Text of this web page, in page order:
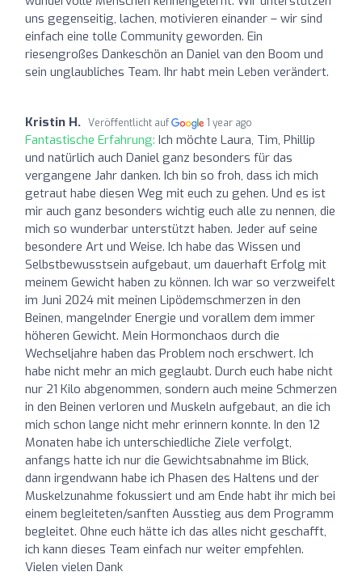
uns gegenseitig, lachen, motivieren einander – wir sind
einfach eine tolle Community geworden. Ein
riesengroßes Dankeschön an Daniel van den Boom und
sein unglaubliches Team. Ihr habt mein Leben verändert.
Kristin H. Veröffentlicht auf 1 year ago
Fantastische Erfahrung: Ich möchte Laura, Tim, Phillip
und natürlich auch Daniel ganz besonders für das
vergangene Jahr danken. Ich bin so froh, dass ich mich
getraut habe diesen Weg mit euch zu gehen. Und es ist
mir auch ganz besonders wichtig euch alle zu nennen, die
mich so wunderbar unterstützt haben. Jeder auf seine
besondere Art und Weise. Ich habe das Wissen und
Selbstbewusstsein aufgebaut, um dauerhaft Erfolg mit
meinem Gewicht haben zu können. Ich war so verzweifelt
im Juni 2024 mit meinen Lipödemschmerzen in den
Beinen, mangelnder Energie und vorallem dem immer
höheren Gewicht. Mein Hormonchaos durch die
Wechseljahre haben das Problem noch erschwert. Ich
habe nicht mehr an mich geglaubt. Durch euch habe nicht
nur 21 Kilo abgenommen, sondern auch meine Schmerzen
in den Beinen verloren und Muskeln aufgebaut, an die ich
mich schon lange nicht mehr erinnern konnte. In den 12
Monaten habe ich unterschiedliche Ziele verfolgt,
anfangs hatte ich nur die Gewichtsabnahme im Blick,
dann irgendwann habe ich Phasen des Haltens und der
Muskelzunahme fokussiert und am Ende habt ihr mich bei
einem begleiteten/sanften Ausstieg aus dem Programm
begleitet. Ohne euch hätte ich das alles nicht geschafft,
ich kann dieses Team einfach nur weiter empfehlen.
Vielen vielen Dank